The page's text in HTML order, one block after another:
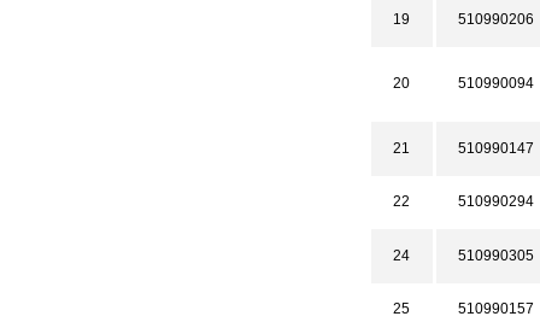
19 510990206
20 510990094
21 510990147
22 510990294
24 510990305
25 510990157